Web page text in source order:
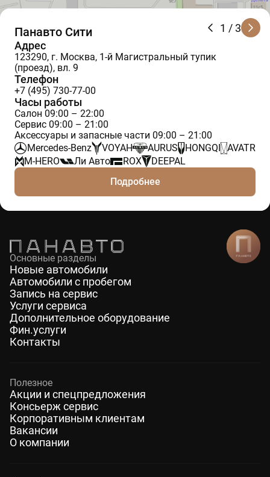
1 / 3
Панавто Сити
Адрес
123290, г. Москва, 1-й Магистральный тупик
(проезд), вл. 9
Телефон
+7 (495) 730-77-00
Часы работы
Салон 09:00 – 22:00
Сервис 09:00 – 21:00
Аксессуары и запасные части 09:00 – 21:00
Mercedes-Benz
VOYAH AURUS HONGQI
AVATR
M-HERO
Ли Авто ROX
DEEPAL
Подробнее
Основные разделы
Новые автомобили
Автомобили с пробегом
Запись на сервис
Услуги сервиса
Дополнительное оборудование
Фин.услуги
Контакты
Полезное
Акции и спецпредложения
Консьерж сервис
Корпоративным клиентам
Вакансии
О компании